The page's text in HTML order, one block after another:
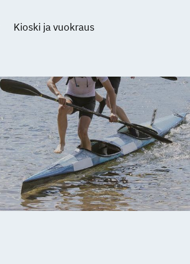
Kioski ja vuokraus